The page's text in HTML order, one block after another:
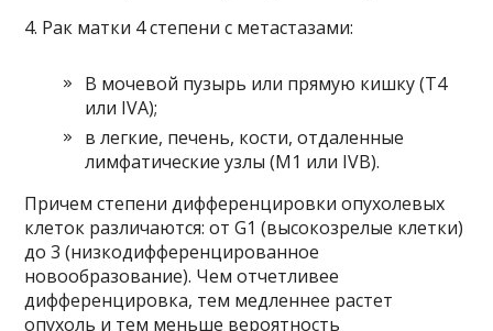
4. Рак матки 4 степени с метастазами:
В мочевой пузырь или прямую кишку (Т4
или IVA);
в легкие, печень, кости, отдаленные
лимфатические узлы (M1 или IVB).
Причем степени дифференцировки опухолевых
клеток различаются: от G1 (высокозрелые клетки)
до 3 (низкодифференцированное
новообразование). Чем отчетливее
дифференцировка, тем медленнее растет
опухоль и тем меньше вероятность